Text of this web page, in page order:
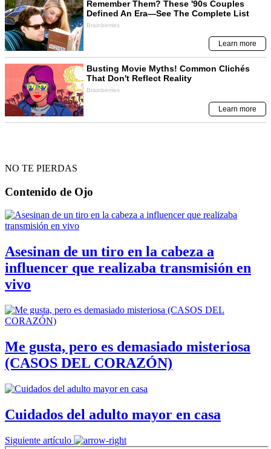
NO TE PIERDAS
Contenido de Ojo
Asesinan de un tiro en la cabeza a
influencer que realizaba transmisión en
vivo
Me gusta, pero es demasiado misteriosa
(CASOS DEL CORAZÓN)
Cuidados del adulto mayor en casa
Siguiente artículo